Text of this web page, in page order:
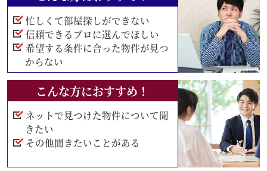
忙しくて部屋探しができない
信頼できるプロに選んでほしい
希望する条件に合った物件が見つ
からない
こんな方におすすめ！
ネットで見つけた物件について聞
きたい
その他聞きたいことがある